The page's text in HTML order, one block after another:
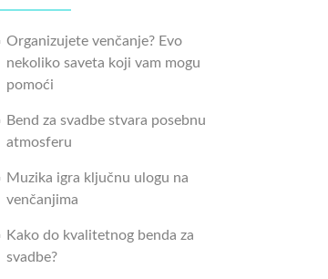
Organizujete venčanje? Evo
nekoliko saveta koji vam mogu
pomoći
Bend za svadbe stvara posebnu
atmosferu
Muzika igra ključnu ulogu na
venčanjima
Kako do kvalitetnog benda za
svadbe?